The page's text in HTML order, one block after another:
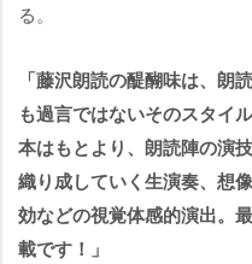
る。
「藤沢朗読の醍醐味は、朗
も過言ではないそのスタイ
本はもとより、朗読陣の演
織り成していく生演奏、想
効などの視覚体感的演出。
載です！」